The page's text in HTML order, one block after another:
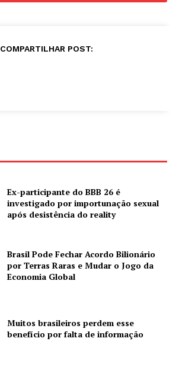
COMPARTILHAR POST:
Ex-participante do BBB 26 é
investigado por importunação sexual
após desistência do reality
Brasil Pode Fechar Acordo Bilionário
por Terras Raras e Mudar o Jogo da
Economia Global
Muitos brasileiros perdem esse
benefício por falta de informação